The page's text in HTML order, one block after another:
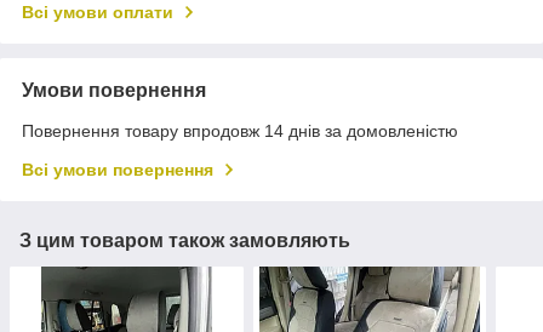
Всі умови оплати
Умови повернення
Повернення товару впродовж 14 днів за домовленістю
Всі умови повернення
З цим товаром також замовляють